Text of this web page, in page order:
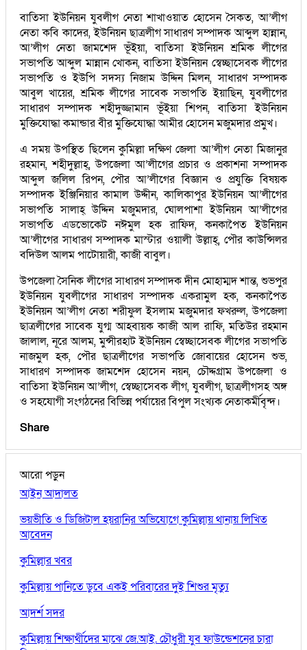
বাতিসা ইউনিয়ন যুবলীগ নেতা শাখাওয়াত হোসেন সৈকত, আ’লীগ
নেতা কবি কাদের, ইউনিয়ন ছাত্রলীগ সাধারণ সম্পাদক আব্দুল হান্নান,
আ’লীগ নেতা জামশেদ ভূঁইয়া, বাতিসা ইউনিয়ন শ্রমিক লীগের
সভাপতি আব্দুল মান্নান খোকন, বাতিসা ইউনিয়ন স্বেচ্ছাসেবক লীগের
সভাপতি ও ইউপি সদস্য নিজাম উদ্দিন মিলন, সাধারণ সম্পাদক
আবুল খায়ের, শ্রমিক লীগের সাবেক সভাপতি ইয়াছিন, যুবলীগের
সাধারণ সম্পাদক শহীদুজ্জামান ভূঁইয়া শিপন, বাতিসা ইউনিয়ন
মুক্তিযোদ্ধা কমান্ডার বীর মুক্তিযোদ্ধা আমীর হোসেন মজুমদার প্রমুখ।
এ সময় উপস্থিত ছিলেন কুমিল্লা দক্ষিণ জেলা আ’লীগ নেতা মিজানুর
রহমান, শহীদুল্লাহ্, উপজেলা আ’লীগের প্রচার ও প্রকাশনা সম্পাদক
আব্দুল জলিল রিপন, পৌর আ’লীগের বিজ্ঞান ও প্রযুক্তি বিষয়ক
সম্পাদক ইঞ্জিনিয়ার কামাল উদ্দীন, কালিকাপুর ইউনিয়ন আ’লীগের
সভাপতি সালাহ্ উদ্দিন মজুমদার, ঘোলপাশা ইউনিয়ন আ’লীগের
সভাপতি এডভোকেট নঈমুল হক রাফিদ, কনকাপৈত ইউনিয়ন
আ’লীগের সাধারণ সম্পাদক মাস্টার ওয়ালী উল্লাহ্, পৌর কাউন্সিলর
বদিউল আলম পাটোয়ারী, কাজী বাবুল।
উপজেলা সৈনিক লীগের সাধারণ সম্পাদক দীন মোহাম্মদ শান্ত, শুভপুর
ইউনিয়ন যুবলীগের সাধারণ সম্পাদক একরামুল হক, কনকাপৈত
ইউনিয়ন আ’লীগ নেতা শরীফুল ইসলাম মজুমদার ফখরুল, উপজেলা
ছাত্রলীগের সাবেক যুগ্ম আহবায়ক কাজী আল রাফি, মতিউর রহমান
জালাল, নূরে আলম, মুন্সীরহাট ইউনিয়ন স্বেচ্ছাসেবক লীগের সভাপতি
নাজমুল হক, পৌর ছাত্রলীগের সভাপতি জোবায়ের হোসেন শুভ,
সাধারণ সম্পাদক জামশেদ হোসেন নয়ন, চৌদ্দগ্রাম উপজেলা ও
বাতিসা ইউনিয়ন আ’লীগ, স্বেচ্ছাসেবক লীগ, যুবলীগ, ছাত্রলীগসহ অঙ্গ
ও সহযোগী সংগঠনের বিভিন্ন পর্যায়ের বিপুল সংখ্যক নেতাকর্মীবৃন্দ।
Share
আরো পড়ুন
আইন আদালত
ভয়ভীতি ও ডিজিটাল হয়রানির অভিযোগে কুমিল্লায় থানায় লিখিত
আবেদন
কুমিল্লার খবর
কুমিল্লায় পানিতে ডুবে একই পরিবারের দুই শিশুর মৃত্যু
আদর্শ সদর
কুমিল্লায় শিক্ষার্থীদের মাঝে জে.আই. চৌধুরী যুব ফাউন্ডেশনের চারা